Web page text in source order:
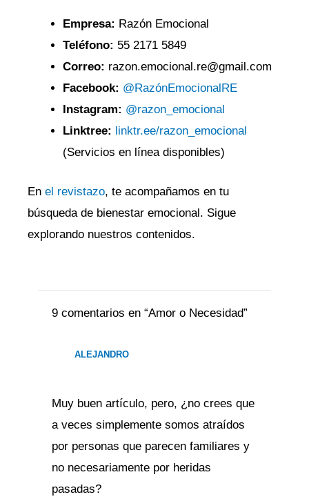
Empresa: Razón Emocional
Teléfono: 55 2171 5849
Correo: razon.emocional.re@gmail.com
Facebook: @RazónEmocionalRE
Instagram: @razon_emocional
Linktree:
linktr.ee/razon_emocional
(Servicios en línea disponibles)
En el revistazo, te acompañamos en tu
búsqueda de bienestar emocional. Sigue
explorando nuestros contenidos.
9 comentarios en “Amor o Necesidad”
ALEJANDRO
Muy buen artículo, pero, ¿no crees que
a veces simplemente somos atraídos
por personas que parecen familiares y
no necesariamente por heridas
pasadas?